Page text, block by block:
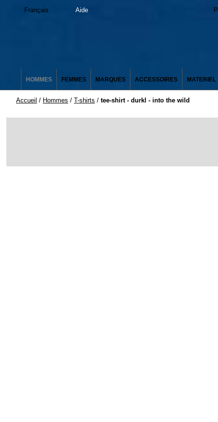
Français Aide
HOMMES FEMMES MARQUES ACCESSOIRES MATERIEL
Accueil / Hommes / T-shirts / tee-shirt - durkl - into the wild